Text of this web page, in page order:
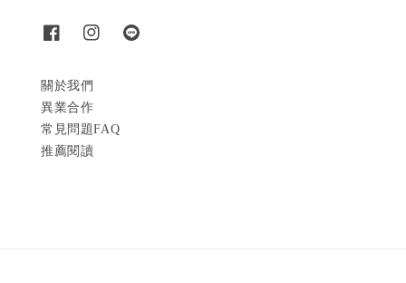
關於我們
異業合作
常見問題FAQ
推薦閱讀